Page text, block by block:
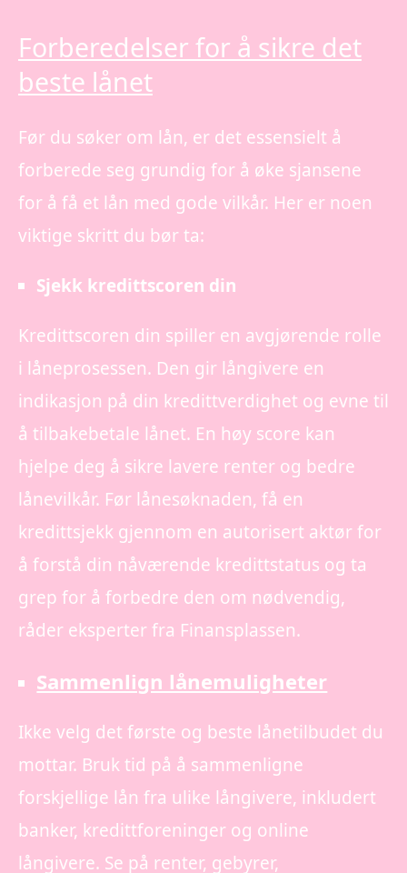
Forberedelser for å sikre det
beste lånet
Før du søker om lån, er det essensielt å
forberede seg grundig for å øke sjansene
for å få et lån med gode vilkår. Her er noen
viktige skritt du bør ta:
Sjekk kredittscoren din
Kredittscoren din spiller en avgjørende rolle
i låneprosessen. Den gir långivere en
indikasjon på din kredittverdighet og evne til
å tilbakebetale lånet. En høy score kan
hjelpe deg å sikre lavere renter og bedre
lånevilkår. Før lånesøknaden, få en
kredittsjekk gjennom en autorisert aktør for
å forstå din nåværende kredittstatus og ta
grep for å forbedre den om nødvendig,
råder eksperter fra Finansplassen.
Sammenlign lånemuligheter
Ikke velg det første og beste lånetilbudet du
mottar. Bruk tid på å sammenligne
forskjellige lån fra ulike långivere, inkludert
banker, kredittforeninger og online
långivere. Se på renter, gebyrer,